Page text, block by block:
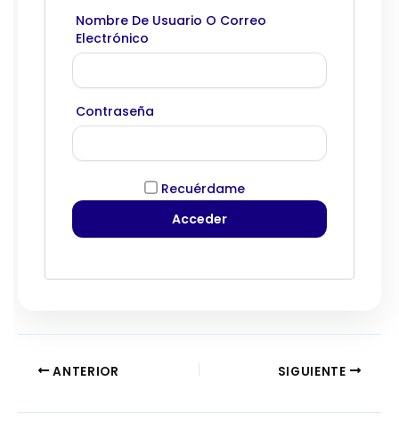
Nombre De Usuario O Correo
Electrónico
Contraseña
Recuérdame
ANTERIOR SIGUIENTE